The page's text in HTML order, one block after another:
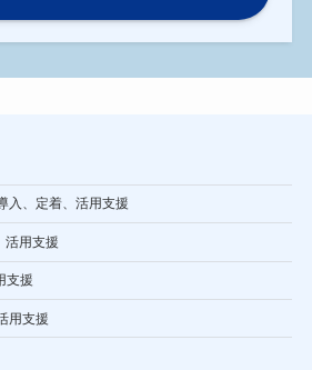
入、定着、活用支援
活用支援
支援
用支援